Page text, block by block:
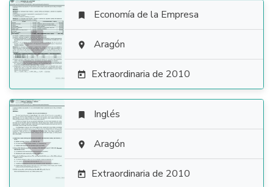

 Economía de la Empresa
 Aragón
 Extraordinaria de 2010

 Inglés
 Aragón
 Extraordinaria de 2010